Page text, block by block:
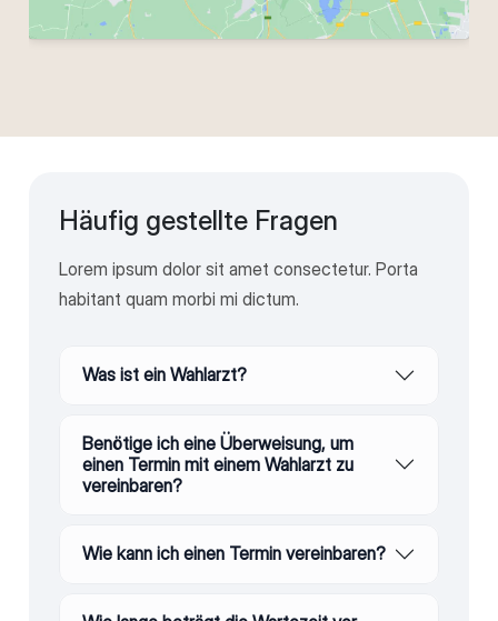
Häufig gestellte Fragen
Lorem ipsum dolor sit amet consectetur. Porta
habitant quam morbi mi dictum.
Was ist ein Wahlarzt?
Benötige ich eine Überweisung, um
einen Termin mit einem Wahlarzt zu
vereinbaren?
Wie kann ich einen Termin vereinbaren?